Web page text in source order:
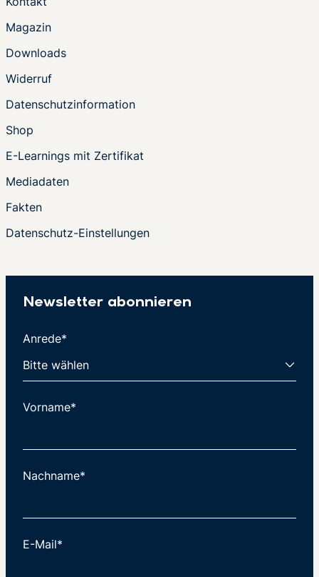
Magazin
Downloads
Widerruf
Datenschutzinformation
Shop
E-Learnings mit Zertifikat
Mediadaten
Fakten
Datenschutz-Einstellungen
Newsletter abonnieren
Anrede*
Vorname*
Nachname*
E-Mail*